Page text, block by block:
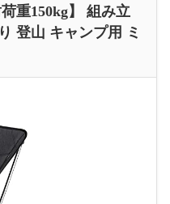
重150kg】 組み立
登山 キャンプ用 ミ